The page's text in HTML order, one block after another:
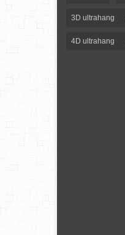
3D ultrahang
4D ultrahang